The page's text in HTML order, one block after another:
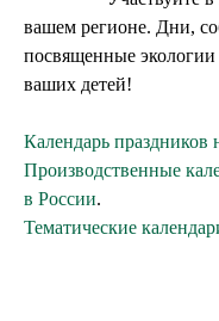
вашем регионе. Дни,
посвященные
ваших детей!
Календарь праздников
Производственные
в России.
Тематические